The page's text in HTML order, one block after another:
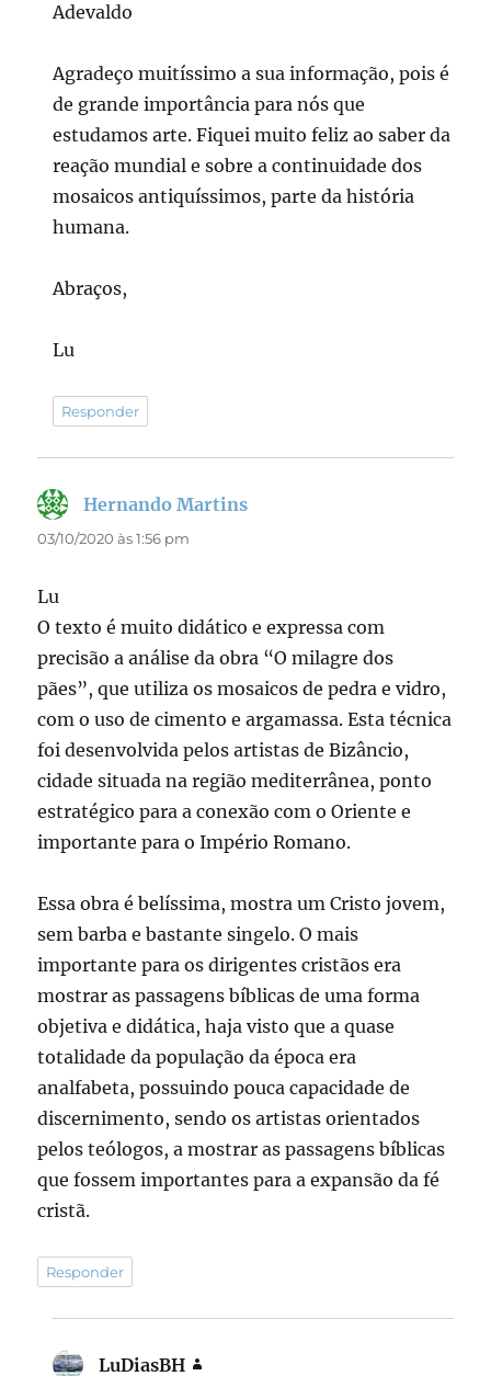
Adevaldo
Agradeço muitíssimo a sua informação, pois é
de grande importância para nós que
estudamos arte. Fiquei muito feliz ao saber da
reação mundial e sobre a continuidade dos
mosaicos antiquíssimos, parte da história
humana.
Abraços,
Lu
Responder
Hernando Martins
03/10/2020 às 1:56 pm
Lu
O texto é muito didático e expressa com
precisão a análise da obra “O milagre dos
pães”, que utiliza os mosaicos de pedra e vidro,
com o uso de cimento e argamassa. Esta técnica
foi desenvolvida pelos artistas de Bizâncio,
cidade situada na região mediterrânea, ponto
estratégico para a conexão com o Oriente e
importante para o Império Romano.
Essa obra é belíssima, mostra um Cristo jovem,
sem barba e bastante singelo. O mais
importante para os dirigentes cristãos era
mostrar as passagens bíblicas de uma forma
objetiva e didática, haja visto que a quase
totalidade da população da época era
analfabeta, possuindo pouca capacidade de
discernimento, sendo os artistas orientados
pelos teólogos, a mostrar as passagens bíblicas
que fossem importantes para a expansão da fé
cristã.
Responder
LuDiasBH